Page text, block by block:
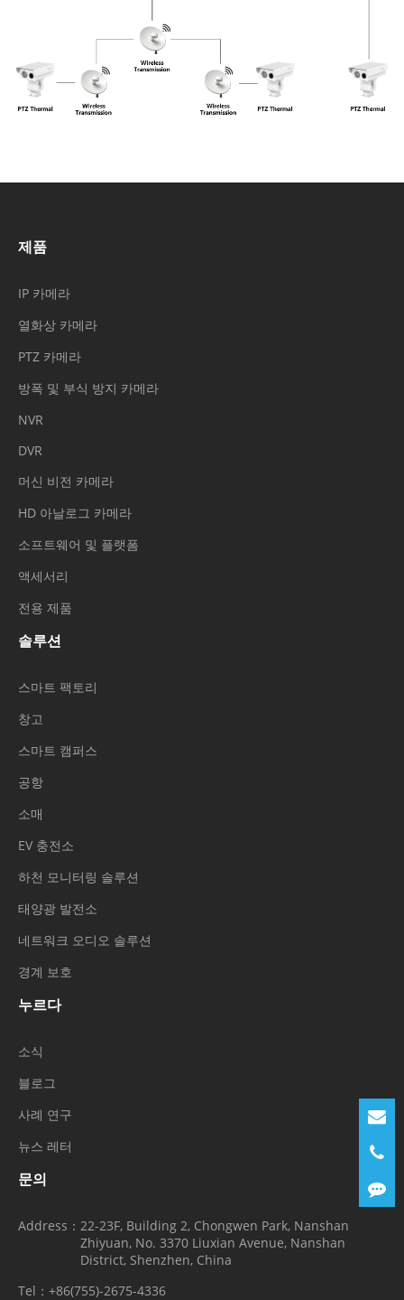
제품
IP 카메라
열화상 카메라
PTZ 카메라
방폭 및 부식 방지 카메라
NVR
DVR
머신 비전 카메라
HD 아날로그 카메라
소프트웨어 및 플랫폼
액세서리
전용 제품
솔루션
스마트 팩토리
창고
스마트 캠퍼스
공항
소매
EV 충전소
하천 모니터링 솔루션
태양광 발전소
네트워크 오디오 솔루션
경계 보호
누르다
소식
블로그
사례 연구
뉴스 레터
문의
Address： 22-23F, Building 2, Chongwen Park, Nanshan
Zhiyuan, No. 3370 Liuxian Avenue, Nanshan
District, Shenzhen, China
Tel： +86(755)-2675-4336